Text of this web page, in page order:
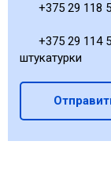
+375 29 118
+375 29 114
штукатурки